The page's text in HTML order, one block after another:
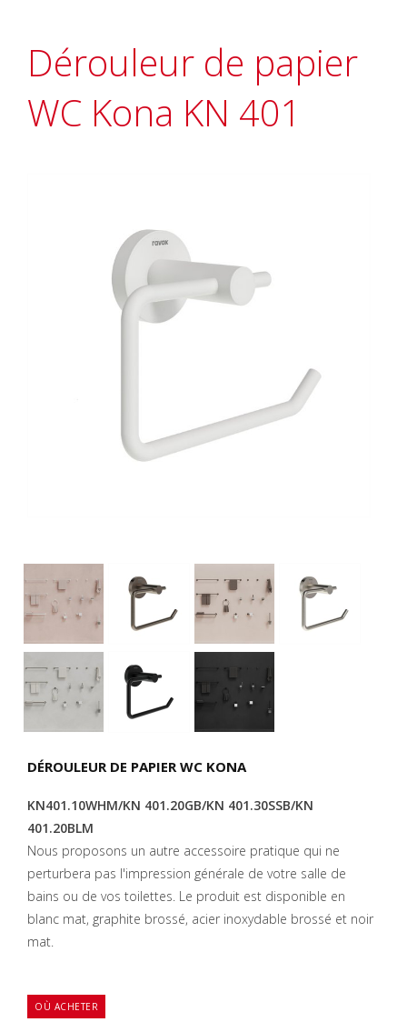
Dérouleur de papier
WC Kona KN 401
DÉROULEUR DE PAPIER WC KONA
KN401.10WHM/KN 401.20GB/KN 401.30SSB/KN
401.20BLM
Nous proposons un autre accessoire pratique qui ne
perturbera pas l'impression générale de votre salle de
bains ou de vos toilettes. Le produit est disponible en
blanc mat, graphite brossé, acier inoxydable brossé et noir
mat.
OÙ ACHETER